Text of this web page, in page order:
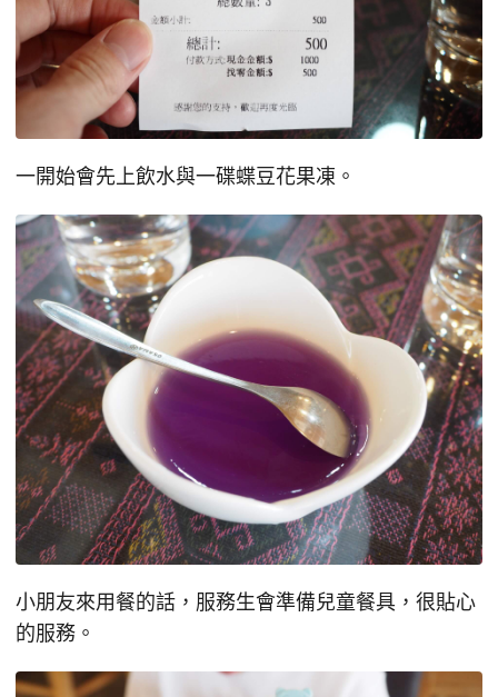
一開始會先上飲水與一碟蝶豆花果凍。
小朋友來用餐的話，服務生會準備兒童餐具，很貼心
的服務。